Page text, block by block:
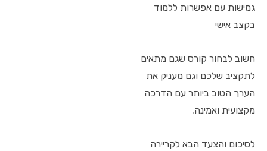
גמישות עם אפשרות ללמוד
בקצב אישי
חשוב לבחור קורס שגם מתאים
לתקציב שלכם וגם מעניק את
הערך הטוב ביותר עם הדרכה
מקצועית ואמינה.
לסיכום והצעד הבא לקריירה